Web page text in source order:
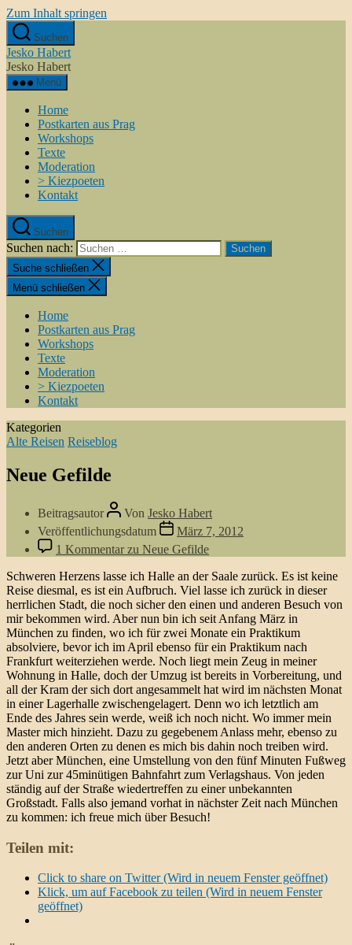
Zum Inhalt springen
Suchen
Jesko Habert
Jesko Habert
Menü
Home
Postkarten aus Prag
Workshops
Texte
Moderation
> Kiezpoeten
Kontakt
Suchen
Suchen nach:
Suche schließen
Menü schließen
Home
Postkarten aus Prag
Workshops
Texte
Moderation
> Kiezpoeten
Kontakt
Kategorien
Alte Reisen Reiseblog
Neue Gefilde
Beitragsautor Von Jesko Habert
Veröffentlichungsdatum
März 7, 2012
1 Kommentarzu Neue Gefilde
Schweren Herzens lasse ich Halle an der Saale zurück. Es ist keine
Reise diesmal, es ist ein Aufbruch. Viel lasse ich zurück in dieser
herrlichen Stadt, die noch sicher den einen und anderen Besuch von
mir bekommen wird. Aber nun bin ich seit Anfang März in
München zu finden, wo ich für zwei Monate ein Praktikum
absolviere, bevor ich im April ebenso für ein Praktikum nach
Frankfurt weiterziehen werde. Noch liegt mein Zeug in meiner
Wohnung in Halle, doch der Umzug ist bereits in Vorbereitung, und
all der Kram der sich dort angesammelt hat wird im nächsten Monat
in einer Lagerhalle zwischengelagert. Denn wo ich letztlich am
Ende des Jahres sein werde, weiß ich noch nicht. Wo immer mein
Master mich hinzieht. Dazu zu gegebenem Anlass mehr, ebenso zu
den anderen Orten zu denen es mich bis dahin noch treiben wird.
Jetzt aber München, eine Umstellung von den fünf Minuten Fußweg
zur Uni zur 45minütigen Bahnfahrt zum Verlagshaus. Von jeden
ständig auf der Straße wiedertreffen zu einer unbekannten
Großstadt. Falls also jemand vorhat in nächster Zeit nach München
zu kommen: ich freue mich über Besuch!
Teilen mit:
Click to share on Twitter (Wird in neuem Fenster geöffnet)
Klick, um auf Facebook zu teilen (Wird in neuem Fenster
geöffnet)